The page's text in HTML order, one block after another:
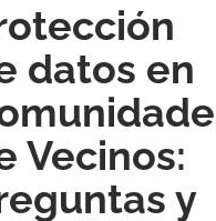
datos en
Vecinos:
y